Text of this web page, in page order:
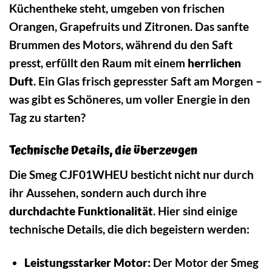
Küchentheke steht, umgeben von frischen
Orangen, Grapefruits und Zitronen. Das sanfte
Brummen des Motors, während du den Saft
presst, erfüllt den Raum mit einem herrlichen
Duft. Ein Glas frisch gepresster Saft am Morgen –
was gibt es Schöneres, um voller Energie in den
Tag zu starten?
Technische Details, die überzeugen
Die Smeg CJF01WHEU besticht nicht nur durch
ihr Aussehen, sondern auch durch ihre
durchdachte Funktionalität. Hier sind einige
technische Details, die dich begeistern werden:
Leistungsstarker Motor:Der Motor der Smeg